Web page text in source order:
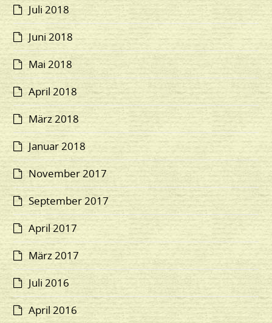
Juli 2018
Juni 2018
Mai 2018
April 2018
März 2018
Januar 2018
November 2017
September 2017
April 2017
März 2017
Juli 2016
April 2016